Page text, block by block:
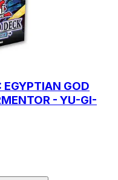
EGYPTIAN GOD
- YU-GI-